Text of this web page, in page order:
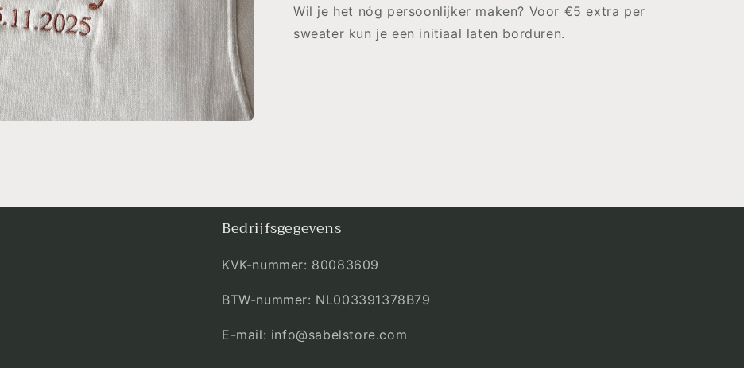
Wil je het nóg persoonlijker maken? Voor €5 extra per
sweater kun je een initiaal laten borduren.
Bedrijfsgegevens
KVK-nummer: 80083609
BTW-nummer: NL003391378B79
E-mail: info@sabelstore.com